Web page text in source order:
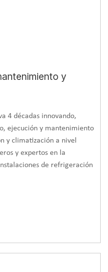
y
4 décadas innovando,
ejecución y mantenimiento
y climatización a nivel
y expertos en la
de refrigeración